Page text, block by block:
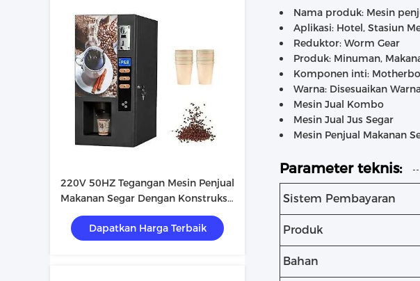
220V 50HZ Tegangan Mesin Penjual
Makanan Segar Dengan Konstruksi
Logam Kuat
Dapatkan Harga Terbaik
Nama produk: Mesin
Aplikasi: Hotel, Stasiun
Reduktor: Worm Gear
Produk: Minuman,
Komponen inti:
Warna: Disesuaikan
Mesin Jual Kombo
Mesin Jual Jus Segar
Mesin Penjual Makanan
Parameter teknis:
Sistem Pembayaran
Produk
Bahan